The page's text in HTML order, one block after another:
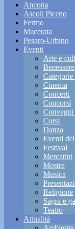
Ancona
Ascoli Piceno
Fermo
Macerata
Pesaro-Urbino
Eventi
Arte e
Benessere
Cinema
Concerti
Concorsi
Convegni
Corsi
Danza
Eventi
Festival
Mercatini
Mostre
Musica
Religione
Sagra e
Teatro
Attualità